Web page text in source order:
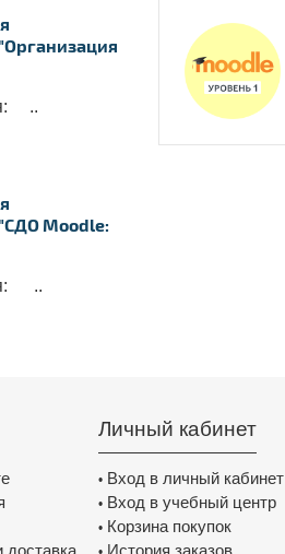
..
Moodle:
..
доставка
Личный кабинет
• Вход в личный кабинет
• Вход в учебный центр
• Корзина покупок
История заказов